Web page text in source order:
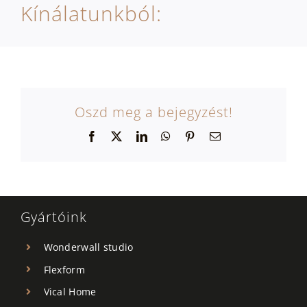
Kínálatunkból:
Oszd meg a bejegyzést!
Facebook LinkedInWhatsApp
PinterestEmail:
Gyártóink
Wonderwall studio
Flexform
Vical Home